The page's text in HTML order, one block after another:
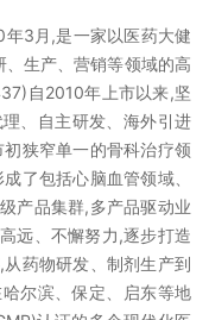
3月,是一家以医药大健
生产、营销等领域的高
自2010年上市以来,坚
、自主研发、海外引进
狭窄单一的骨科治疗领
了包括心脑血管领域、
产品集群,多产品驱动业
远、不懈努力,逐步打造
药物研发、制剂生产到
尔滨、保定、启东等地